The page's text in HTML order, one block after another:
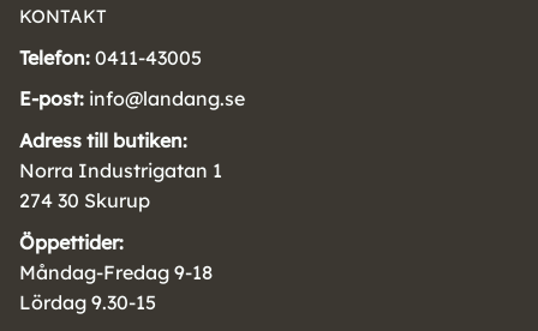
KONTAKT
Telefon: 0411-43005
E-post: info@landang.se
Adress till butiken:
Norra Industrigatan 1
274 30 Skurup
Öppettider:
Måndag-Fredag 9-18
Lördag 9.30-15